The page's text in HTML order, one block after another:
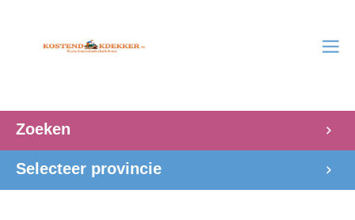
Zoeken
Selecteer provincie